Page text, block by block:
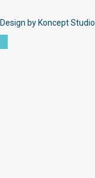
Design by Koncept Studio